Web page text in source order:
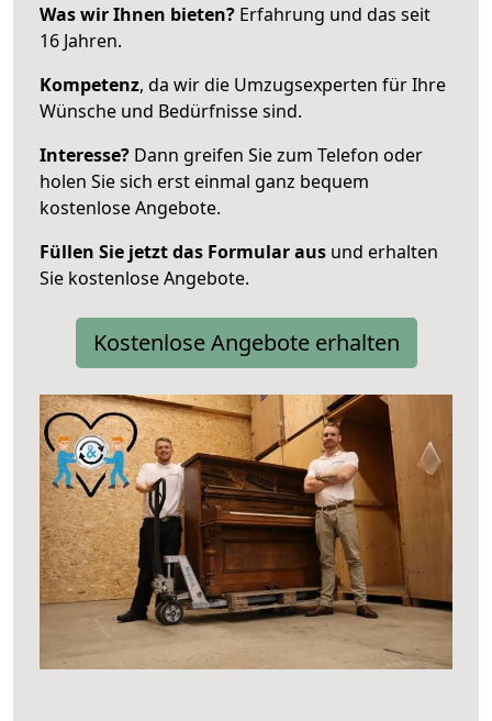
Was wir Ihnen bieten? Erfahrung und das seit
16 Jahren.
Kompetenz, da wir die Umzugsexperten für Ihre
Wünsche und Bedürfnisse sind.
Interesse? Dann greifen Sie zum Telefon oder
holen Sie sich erst einmal ganz bequem
kostenlose Angebote.
Füllen Sie jetzt das Formular aus und erhalten
Sie kostenlose Angebote.
Kostenlose Angebote erhalten